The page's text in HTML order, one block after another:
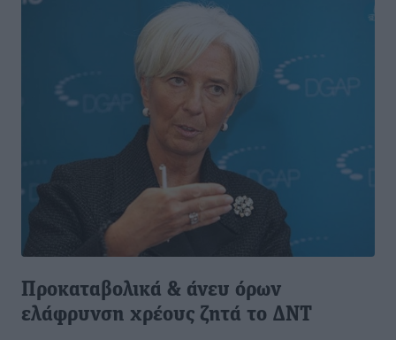
Προκαταβολικά & άνευ όρων
ελάφρυνση χρέους ζητά το ΔΝΤ